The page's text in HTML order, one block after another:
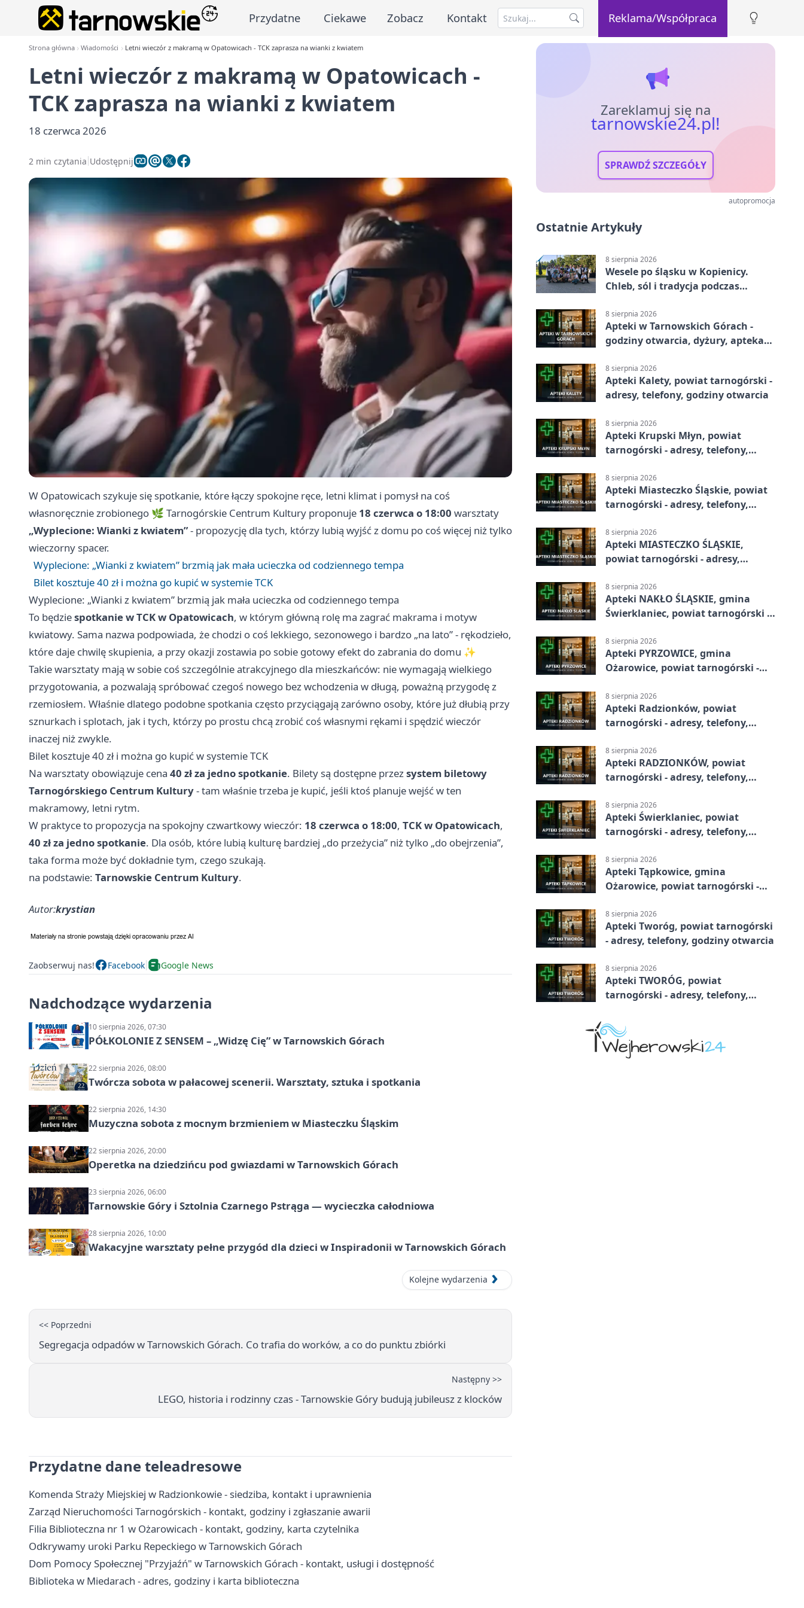
Przydatne Ciekawe Zobacz Kontakt Reklama/Współpraca
Strona główna Wiadomości Letni wieczór z makramą w Opatowicach - TCK zaprasza na wianki z kwiatem
Letni wieczór z makramą w Opatowicach -
TCK zaprasza na wianki z kwiatem
18 czerwca 2026
2 min czytania Udostępnij
W Opatowicach szykuje się spotkanie, które łączy spokojne ręce, letni klimat i pomysł na coś
własnoręcznie zrobionego 🌿 Tarnogórskie Centrum Kultury proponuje 18 czerwca o 18:00 warsztaty
„Wyplecione: Wianki z kwiatem”- propozycję dla tych, którzy lubią wyjść z domu po coś więcej niż tylko
wieczorny spacer.
Wyplecione: „Wianki z kwiatem” brzmią jak mała ucieczka od codziennego tempa
Bilet kosztuje 40 zł i można go kupić w systemie TCK
Wyplecione: „Wianki z kwiatem” brzmią jak mała ucieczka od codziennego tempa
To będziespotkanie w TCK w Opatowicach, w którym główną rolę ma zagrać makrama i motyw
kwiatowy. Sama nazwa podpowiada, że chodzi o coś lekkiego, sezonowego i bardzo „na lato” - rękodzieło,
które daje chwilę skupienia, a przy okazji zostawia po sobie gotowy efekt do zabrania do domu ✨
Takie warsztaty mają w sobie coś szczególnie atrakcyjnego dla mieszkańców: nie wymagają wielkiego
przygotowania, a pozwalają spróbować czegoś nowego bez wchodzenia w długą, poważną przygodę z
rzemiosłem. Właśnie dlatego podobne spotkania często przyciągają zarówno osoby, które już dłubią przy
sznurkach i splotach, jak i tych, którzy po prostu chcą zrobić coś własnymi rękami i spędzić wieczór
inaczej niż zwykle.
Bilet kosztuje 40 zł i można go kupić w systemie TCK
Na warsztaty obowiązuje cena 40 zł za jedno spotkanie. Bilety są dostępne przezsystem biletowy
Tarnogórskiego Centrum Kultury- tam właśnie trzeba je kupić, jeśli ktoś planuje wejść w ten
makramowy, letni rytm.
W praktyce to propozycja na spokojny czwartkowy wieczór: 18 czerwca o 18:00, TCK w Opatowicach,
40 zł za jedno spotkanie. Dla osób, które lubią kulturę bardziej „do przeżycia” niż tylko „do obejrzenia”,
taka forma może być dokładnie tym, czego szukają.
na podstawie: Tarnowskie Centrum Kultury.
Autor:krystian
Zaobserwuj nas! Facebook Google News
Nadchodzące wydarzenia
10 sierpnia 2026, 07:30
PÓŁKOLONIE Z SENSEM – „Widzę Cię” w Tarnowskich Górach
22 sierpnia 2026, 08:00
Twórcza sobota w pałacowej scenerii. Warsztaty, sztuka i spotkania
22 sierpnia 2026, 14:30
Muzyczna sobota z mocnym brzmieniem w Miasteczku Śląskim
22 sierpnia 2026, 20:00
Operetka na dziedzińcu pod gwiazdami w Tarnowskich Górach
23 sierpnia 2026, 06:00
Tarnowskie Góry i Sztolnia Czarnego Pstrąga — wycieczka całodniowa
28 sierpnia 2026, 10:00
Wakacyjne warsztaty pełne przygód dla dzieci w Inspiradonii w Tarnowskich Górach
Kolejne wydarzenia
<< Poprzedni
Segregacja odpadów w Tarnowskich Górach. Co trafia do worków, a co do punktu zbiórki
Następny >>
LEGO, historia i rodzinny czas - Tarnowskie Góry budują jubileusz z klocków
Przydatne dane teleadresowe
Komenda Straży Miejskiej w Radzionkowie - siedziba, kontakt i uprawnienia
Zarząd Nieruchomości Tarnogórskich - kontakt, godziny i zgłaszanie awarii
Filia Biblioteczna nr 1 w Ożarowicach - kontakt, godziny, karta czytelnika
Odkrywamy uroki Parku Repeckiego w Tarnowskich Górach
Dom Pomocy Społecznej "Przyjaźń" w Tarnowskich Górach - kontakt, usługi i dostępność
Biblioteka w Miedarach - adres, godziny i karta biblioteczna
Zareklamuj się na
tarnowskie24.pl!
SPRAWDŹ SZCZEGÓŁY
autopromocja
Ostatnie Artykuły
8 sierpnia 2026
Wesele po śląsku w Kopienicy.
Chleb, sól i tradycja podczas
8 sierpnia 2026
Apteki w Tarnowskich Górach -
godziny otwarcia, dyżury, apteka
8 sierpnia 2026
Apteki Kalety, powiat tarnogórski -
adresy, telefony, godziny otwarcia
8 sierpnia 2026
Apteki Krupski Młyn, powiat
tarnogórski - adresy, telefony,
8 sierpnia 2026
Apteki Miasteczko Śląskie, powiat
tarnogórski - adresy, telefony,
8 sierpnia 2026
Apteki MIASTECZKO ŚLĄSKIE,
powiat tarnogórski - adresy,
8 sierpnia 2026
Apteki NAKŁO ŚLĄSKIE, gmina
Świerklaniec, powiat tarnogórski -
8 sierpnia 2026
Apteki PYRZOWICE, gmina
Ożarowice, powiat tarnogórski -
8 sierpnia 2026
Apteki Radzionków, powiat
tarnogórski - adresy, telefony,
8 sierpnia 2026
Apteki RADZIONKÓW, powiat
tarnogórski - adresy, telefony,
8 sierpnia 2026
Apteki Świerklaniec, powiat
tarnogórski - adresy, telefony,
8 sierpnia 2026
Apteki Tąpkowice, gmina
Ożarowice, powiat tarnogórski -
8 sierpnia 2026
Apteki Tworóg, powiat tarnogórski
- adresy, telefony, godziny otwarcia
8 sierpnia 2026
Apteki TWORÓG, powiat
tarnogórski - adresy, telefony,